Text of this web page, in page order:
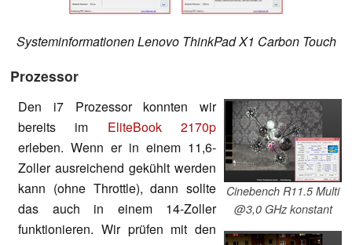
Systeminformationen Lenovo ThinkPad X1 Carbon Touch
Prozessor
Cinebench R11.5 Multi
@3,0 GHz konstant
Den i7 Prozessor konnten wir
bereits im EliteBook 2170p
erleben. Wenn er in einem 11,6-
Zoller ausreichend gekühlt werden
kann (ohne Throttle), dann sollte
das auch in einem 14-Zoller
funktionieren. Wir prüfen mit den